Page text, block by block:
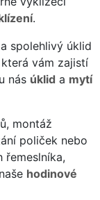
.
spolehlivý úklid
vám zajistí
nás úklid a mytí
montáž
poliček nebo
řemeslníka,
hodinové